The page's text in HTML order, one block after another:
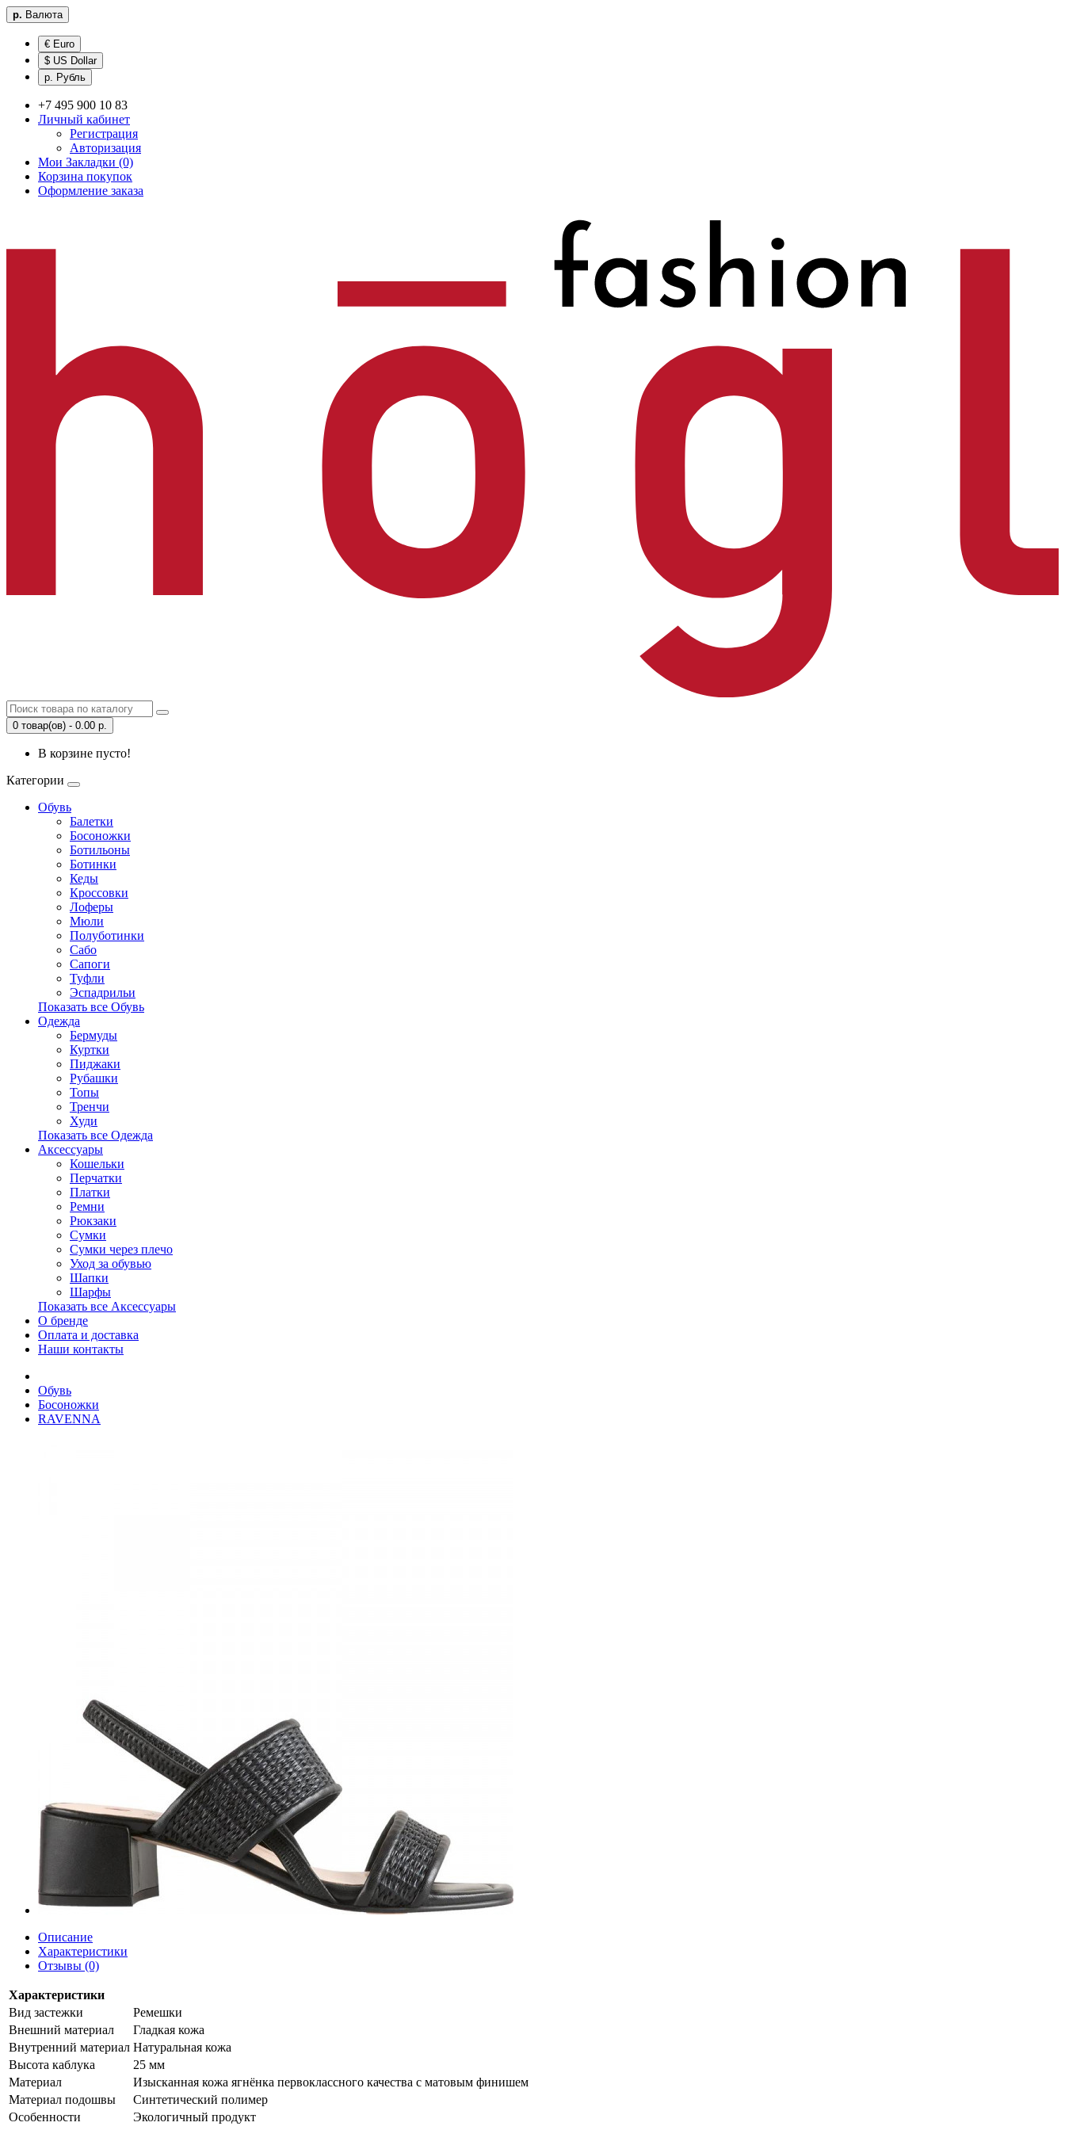
р. Валюта
€ Euro
$ US Dollar
р. Рубль
+7 495 900 10 83
Личный кабинет
Регистрация
Авторизация
Мои Закладки (0)
Корзина покупок
Оформление заказа
0 товар(ов) - 0.00 р.
В корзине пусто!
Категории
Обувь
Балетки
Босоножки
Ботильоны
Ботинки
Кеды
Кроссовки
Лоферы
Мюли
Полуботинки
Сабо
Сапоги
Туфли
Эспадрильи
Показать все Обувь
Одежда
Бермуды
Куртки
Пиджаки
Рубашки
Топы
Тренчи
Худи
Показать все Одежда
Аксессуары
Кошельки
Перчатки
Платки
Ремни
Рюкзаки
Сумки
Сумки через плечо
Уход за обувью
Шапки
Шарфы
Показать все Аксессуары
О бренде
Оплата и доставка
Наши контакты
Обувь
Босоножки
RAVENNA
Описание
Характеристики
Отзывы (0)
Характеристики
Вид застежки
Ремешки
Внешний материал
Гладкая кожа
Внутренний материал Натуральная кожа
Высота каблука
25 мм
Материал
Изысканная кожа ягнёнка первоклассного качества с матовым финишем
Материал подошвы
Синтетический полимер
Особенности
Экологичный продукт